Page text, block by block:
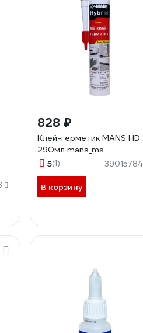
828 ₽
Клей-герметик MANS HD
290мл mans_ms
5(1) 39015784
В корзину